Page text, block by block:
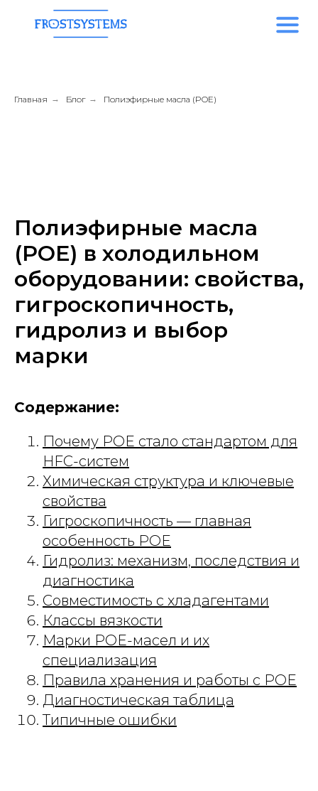
Главная → Блог → Полиэфирные масла (POE)
Полиэфирные масла
(POE) в холодильном
оборудовании: свойства,
гигроскопичность,
гидролиз и выбор
марки
Содержание:
Почему POE стало стандартом для
HFC-систем
Химическая структура и ключевые
свойства
Гигроскопичность — главная
особенность POE
Гидролиз: механизм, последствия и
диагностика
Совместимость с хладагентами
Классы вязкости
Марки POE-масел и их
специализация
Правила хранения и работы с POE
Диагностическая таблица
Типичные ошибки